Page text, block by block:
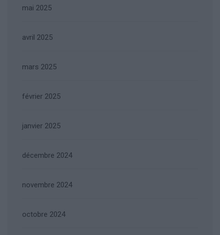
mai 2025
avril 2025
mars 2025
février 2025
janvier 2025
décembre 2024
novembre 2024
octobre 2024